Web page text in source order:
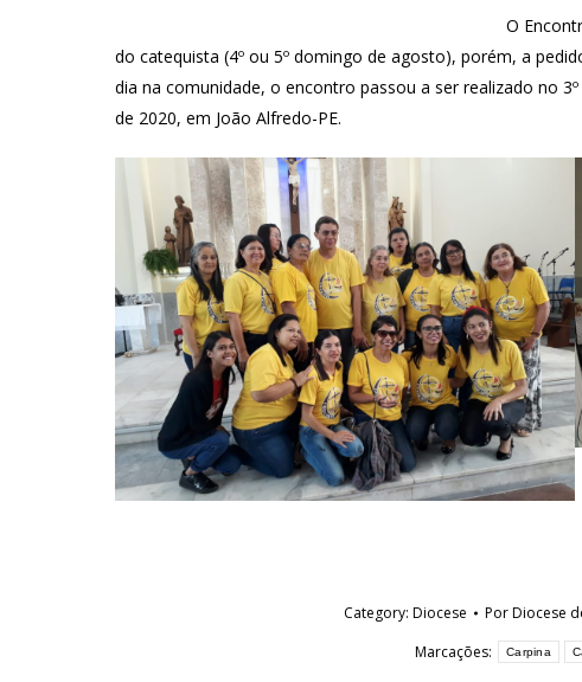
O
do catequista (4º ou 5º domingo de agosto), porém, a
dia na comunidade, o encontro passou a ser realizado no
de 2020, em João Alfredo-PE.
Category: Diocese PorDiocese
Marcações:
Carpina